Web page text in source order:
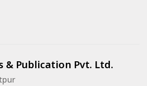
& Publication Pvt. Ltd.